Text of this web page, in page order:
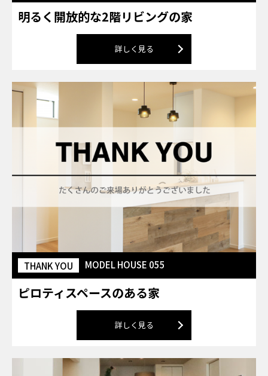
明るく開放的な2階リビングの家
詳しく見る
THANK YOU MODEL HOUSE 055
ピロティスペースのある家
詳しく見る